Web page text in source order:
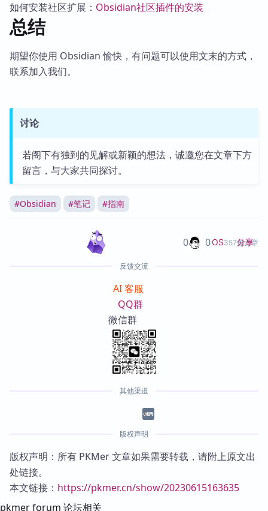
如何安装社区扩展： Obsidian社区插件的安装
总结
期望你使用 Obsidian 愉快，有问题可以使用文末的方式，
联系加入我们。
讨论
若阁下有独到的见解或新颖的想法，诚邀您在文章下方
留言，与大家共同探讨。
#Obsidian #笔记 #指南
OS357篇文章
0 0 分享
反馈交流
AI 客服
QQ群
微信群
其他渠道
版权声明
版权声明：所有 PKMer 文章如果需要转载，请附上原文出
处链接。
本文链接： https://pkmer.cn/show/20230615163635
pkmer forum 论坛相关